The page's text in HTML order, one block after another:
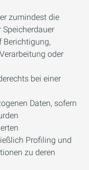
zumindest die
Speicherdauer
Berichtigung,
oder
bei einer
Daten, sofern
Profiling und
zu deren